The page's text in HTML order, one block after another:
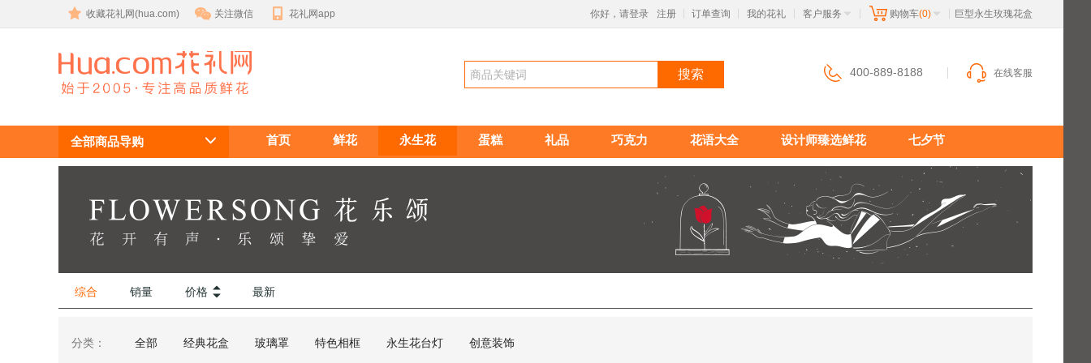
收藏花礼网(hua.com) 关注微信 花礼网app 你好，请登录 注册 订单查询 我的花礼 客户服务 购物车(0) 巨型永生玫瑰花盒
巨型永生玫瑰
花盒订购
搜索 400-889-8188 在线客服
全部商品导购 首页 鲜花 永生花 蛋糕 礼品 巧克力 花语大全 设计师臻选鲜花 七夕节
综合 销量 价格 最新
分类： 全部 经典花盒 玻璃罩 特色相框 永生花台灯 创意装饰